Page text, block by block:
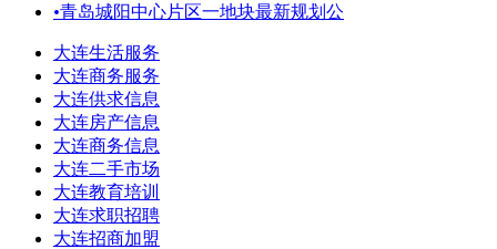
•青岛城阳中心片区一地块最新规划公
大连生活服务
大连商务服务
大连供求信息
大连房产信息
大连商务信息
大连二手市场
大连教育培训
大连求职招聘
大连招商加盟